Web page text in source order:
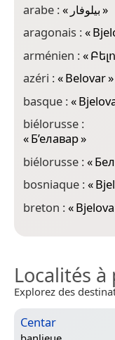
arabe :« بيلوفار»
aragonais :«
arménien :«
azéri :«Belovar»
basque :«
biélorusse :
«Б’елавар»
biélorusse :«
bosniaque :«
breton :«
Localités
Explorez des
Centar